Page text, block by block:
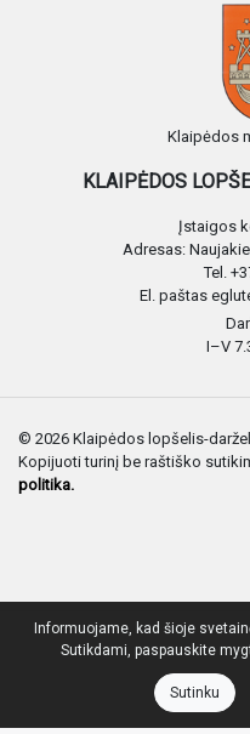
Klaipėdos
KLAIPĖDOS
Įstaigos
Adresas:
Tel.
El. paštas
I–V
© 2026 Klaipėdos lopšelis-
Kopijuoti turinį be raštiško
politika.
Informuojame, kad šioje
Sutikdami, paspauskite
Sutinku